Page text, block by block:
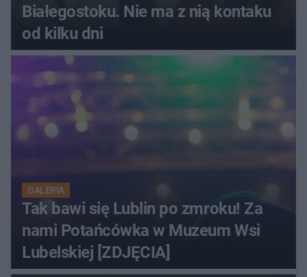
Białegostoku. Nie ma z nią kontaku
od kilku dni
GALERIA
Tak bawi się Lublin po zmroku! Za
nami Potańcówka w Muzeum Wsi
Lubelskiej [ZDJĘCIA]